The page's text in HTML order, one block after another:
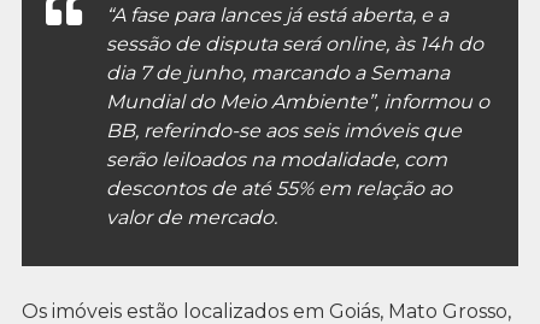
“A fase para lances já está aberta, e a
sessão de disputa será online, às 14h do
dia 7 de junho, marcando a Semana
Mundial do Meio Ambiente”, informou o
BB, referindo-se aos seis imóveis que
serão leiloados na modalidade, com
descontos de até 55% em relação ao
valor de mercado.
Os imóveis estão localizados em Goiás, Mato Grosso,